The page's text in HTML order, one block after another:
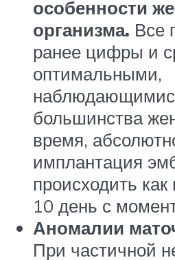
особенности
организма. Все
ранее цифры и
оптимальными,
большинства
время,
имплантация
происходить как
10 день с
Аномалии
При частичной